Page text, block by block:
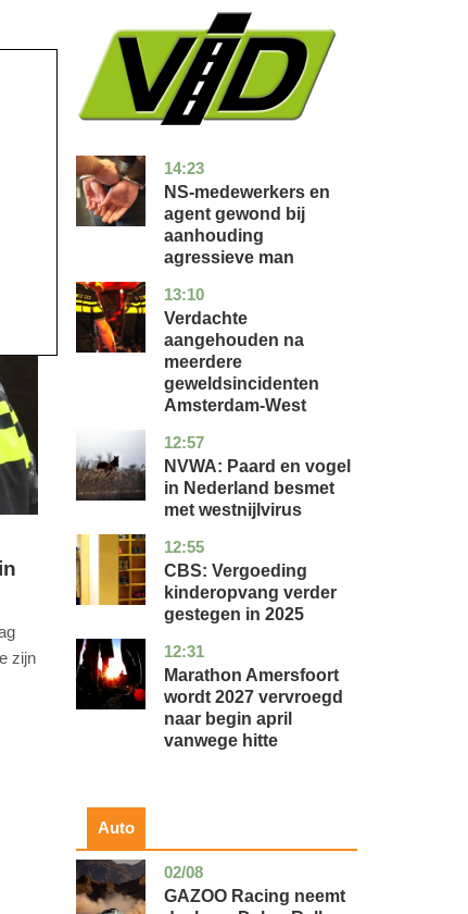
zijn
14:23
flevoland
nieuws
NS-medewerkers en
agent gewond bij
aanhouding
agressieve man
13:10
noord-
holland
nieuws
Verdachte
aangehouden na
meerdere
geweldsincidenten
Amsterdam-West
12:57
utrecht
nieuws
NVWA: Paard en vogel
in Nederland besmet
met westnijlvirus
12:55
zuid-
holland
economie
CBS: Vergoeding
kinderopvang verder
gestegen in 2025
12:31
utrecht
nieuws
Marathon Amersfoort
wordt 2027 vervroegd
naar begin april
vanwege hitte
Auto
02/08
auto
GAZOO Racing neemt